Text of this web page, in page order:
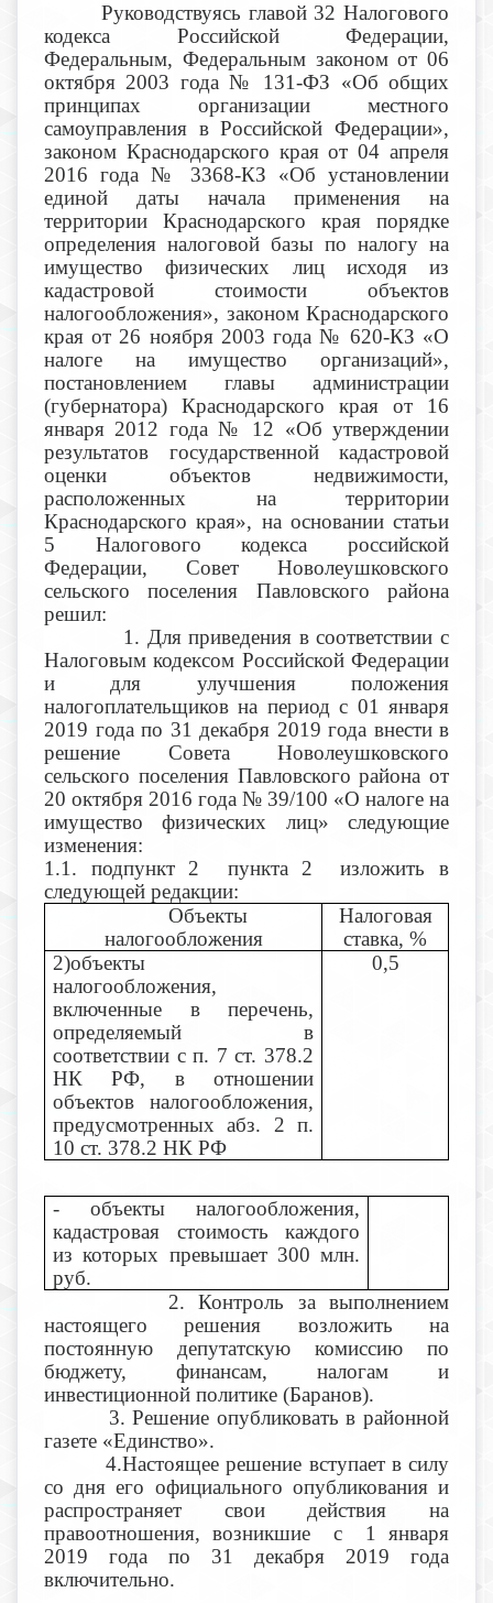
Руководствуясь главой 32 Налогового
кодекса Российской Федерации,
Федеральным, Федеральным законом от 06
октября 2003 года № 131-ФЗ «Об общих
принципах организации местного
самоуправления в Российской Федерации»,
законом Краснодарского края от 04 апреля
2016 года № 3368-КЗ «Об установлении
единой даты начала применения на
территории Краснодарского края порядке
определения налоговой базы по налогу на
имущество физических лиц исходя из
кадастровой стоимости объектов
налогообложения», законом Краснодарского
края от 26 ноября 2003 года № 620-КЗ «О
налоге на имущество организаций»,
постановлением главы администрации
(губернатора) Краснодарского края от 16
января 2012 года № 12 «Об утверждении
результатов государственной кадастровой
оценки объектов недвижимости,
расположенных на территории
Краснодарского края», на основании статьи
5 Налогового кодекса российской
Федерации, Совет Новолеушковского
сельского поселения Павловского района
решил:
1. Для приведения в соответствии с
Налоговым кодексом Российской Федерации
и для улучшения положения
налогоплательщиков на период с 01 января
2019 года по 31 декабря 2019 года внести в
решение Совета Новолеушковского
сельского поселения Павловского района от
20 октября 2016 года № 39/100 «О налоге на
имущество физических лиц» следующие
изменения:
1.1. подпункт 2 пункта 2 изложить в
следующей редакции:
Объекты
налогообложения
Налоговая
ставка, %
2)объекты
налогообложения,
включенные в перечень,
определяемый в
соответствии с п. 7 ст. 378.2
НК РФ, в отношении
объектов налогообложения,
предусмотренных абз. 2 п.
10 ст. 378.2 НК РФ
0,5
- объекты налогообложения,
кадастровая стоимость каждого
из которых превышает 300 млн.
руб.
2. Контроль за выполнением
настоящего решения возложить на
постоянную депутатскую комиссию по
бюджету, финансам, налогам и
инвестиционной политике (Баранов).
3. Решение опубликовать в районной
газете «Единство».
4.Настоящее решение вступает в силу
со дня его официального опубликования и
распространяет свои действия на
правоотношения, возникшие с 1 января
2019 года по 31 декабря 2019 года
включительно.